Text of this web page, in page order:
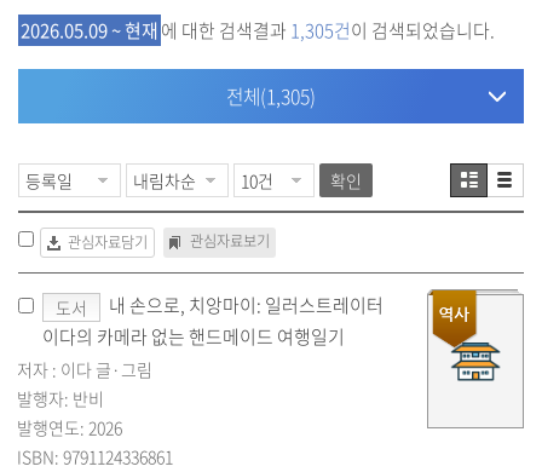
2026.05.09 ~ 현재에 대한 검색결과 1,305건이 검색되었습니다.
전체(1,305)
확인
관심자료담기 관심자료보기
도서
내 손으로, 치앙마이: 일러스트레이터
이다의 카메라 없는 핸드메이드 여행일기
저자 : 이다 글·그림
발행자: 반비
발행연도: 2026
ISBN: 9791124336861